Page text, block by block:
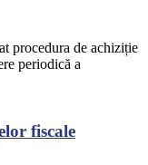
procedura de achiziție
periodică a
fiscale